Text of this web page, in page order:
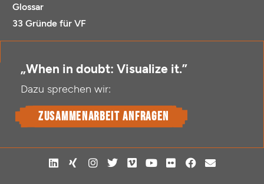
Glossar
33 Gründe für VF
„When in doubt: Visualize it.”
Dazu sprechen wir:
Zusammenarbeit anfragen
L
i
X
i
I
n
T
w
V
i
Y
o
F
l
F
a
E
n